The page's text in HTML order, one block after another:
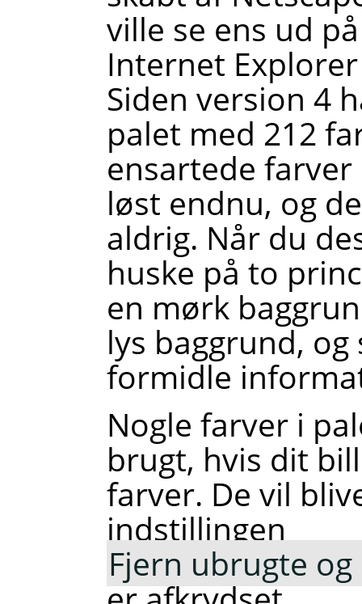
ville se ens ud
Internet
Siden version 4
palet med 212
ensartede
løst endnu, og
aldrig. Når du
huske på to
en mørk
lys baggrund,
formidle
Nogle farver i
brugt, hvis dit
farver. De vil
indstillingen
Fjern ubrugte